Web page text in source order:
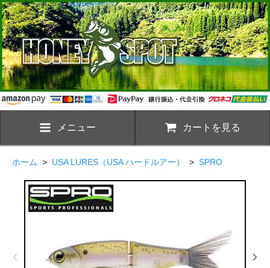
メニュー カートを見る
ホーム > USA LURES（USA ハードルアー） > SPRO